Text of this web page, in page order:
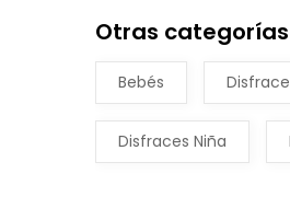
Otras
Bebés
Disfraces Niña